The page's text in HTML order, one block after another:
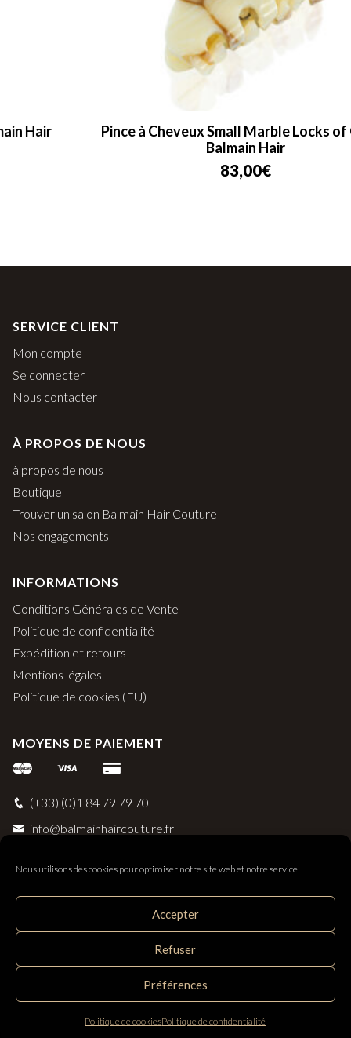
Nous utilisons des cookies pour optimiser notre site web et notre service.
Accepter
Refuser
Préférences
Politique de cookiesPolitique de confidentialité
Pince à Cheveux Small Marble Locks of Gold –
Balmain Hair
SERVICE CLIENT
Mon compte
Se connecter
Nous contacter
À PROPOS DE NOUS
à propos de nous
Boutique
Trouver un salon Balmain Hair Couture
Nos engagements
INFORMATIONS
Conditions Générales de Vente
Politique de confidentialité
Expédition et retours
Mentions légales
Politique de cookies (EU)
MOYENS DE PAIEMENT
(+33) (0)1 84 79 79 70
info@balmainhaircouture.fr
Balmain Paris Hair Couture
Distribué par SAS Follow Hair - 33 rue Surcouf 56230